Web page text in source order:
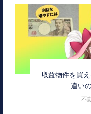
収益物件を買
違い
不